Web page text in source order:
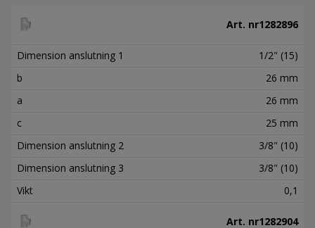
Art. nr1282896
Dimension anslutning 1
1/2" (15)
b
26 mm
a
26 mm
c
25 mm
Dimension anslutning 2
3/8" (10)
Dimension anslutning 3
3/8" (10)
Vikt
0,1
Art. nr1282904